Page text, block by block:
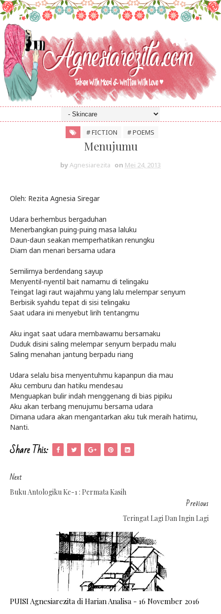
# FICTION # POEMS
Menujumu
byAgnesiarezita on Mei 24, 2013
Oleh: Rezita Agnesia Siregar
Udara berhembus bergaduhan
Menerbangkan puing-puing masa laluku
Daun-daun seakan memperhatikan renungku
Diam dan menari bersama udara
Semilirnya berdendang sayup
Menyentil-nyentil bait namamu di telingaku
Teingat lagi raut wajahmu yang lalu melempar senyum
Berbisik syahdu tepat di sisi telingaku
Saat udara ini menyebut lirih tentangmu
Aku ingat saat udara membawamu bersamaku
Duduk disini saling melempar senyum berpadu malu
Saling menahan jantung berpadu riang
Udara selalu bisa menyentuhmu kapanpun dia mau
Aku cemburu dan hatiku mendesau
Menguapkan bulir indah menggenang di bias pipiku
Aku akan terbang menujumu bersama udara
Dimana udara akan mengantarkan aku tuk meraih hatimu,
Nanti.
Share This:
Next
Buku Antologiku Ke-1 : Permata Kasih
Previous
Teringat Lagi Dan Ingin Lagi
PUISI Agnesiarezita di Harian Analisa - 16 November 2016